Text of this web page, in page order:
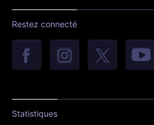
Restez connecté
Statistiques